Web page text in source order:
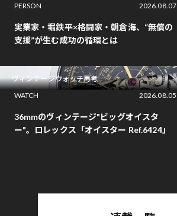
PERSON
2026.08.07
実業家・堀鉄平×格闘家・朝倉海、“無償の
支援”が生む成功の循環とは
ヴィンテージウォッチ再考
WATCH
2026.08.05
36mmのヴィンテージ"ビッグオイスタ
ー"。ロレックス「オイスター Ref.6424」